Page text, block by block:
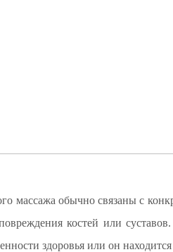
массажа обычно связаны с
костей или
здоровья или он